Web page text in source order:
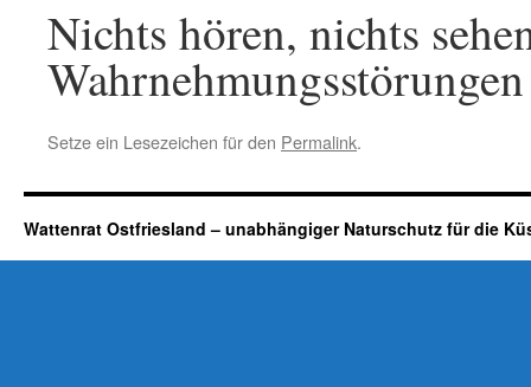
Nichts hören, nichts
Setze ein Lesezeichen für den Permalink.
Wattenrat Ostfriesland – unabhängiger Naturschutz für die